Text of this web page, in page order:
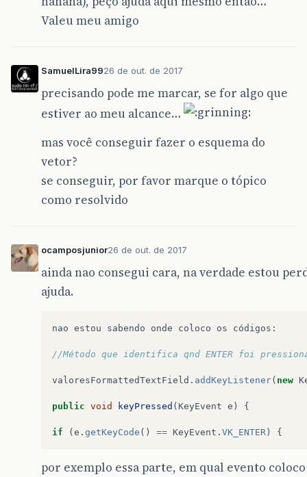
Valeu meu amigo
SamuelLira9926 de out. de 2017
precisando pode me marcar, se for algo que
estiver ao meu alcance…
mas você conseguir fazer o esquema do
vetor?
se conseguir, por favor marque o tópico
como resolvido
ocamposjunior26 de out. de 2017
ainda nao consegui cara, na verdade estou
ajuda.
nao estou sabendo onde coloco os códigos :
//Método que identifica qnd ENTER foi
valoresFormattedTextField . addKeyListener( new
public void keyPressed ( KeyEvent e ) {
if ( e . getKeyCode () == KeyEvent . VK_ENTER ) {
por exemplo essa parte, em qual evento